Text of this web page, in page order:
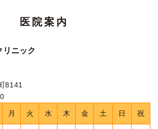
医院案内
リニック
8141
月 火 水 木 金 土 日 祝